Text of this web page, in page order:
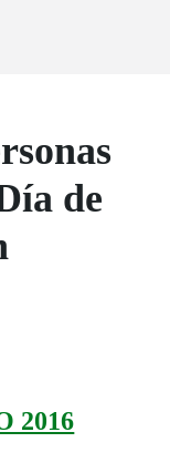
de
2016